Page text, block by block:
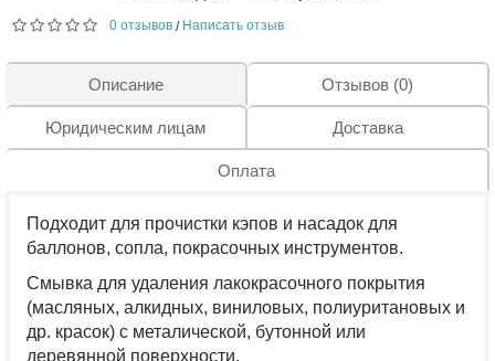
0 отзывов / Написать отзыв
Описание Отзывов (0)
Юридическим лицам Доставка
Оплата
Подходит для прочистки кэпов и насадок для
баллонов, сопла, покрасочных инструментов.
Смывка для удаления лакокрасочного покрытия
(масляных, алкидных, виниловых, полиуритановых и
др. красок) с металической, бутонной или
деревянной поверхности.